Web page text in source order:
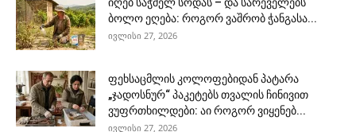
იღებ საჭმელ სოდას – და სარეველებს
ბოლო ეღება: როგორ ვაშრობ ჭანგასა...
ივლისი 27, 2026
ფეხსაცმლის კოლოფებიდან პატარა
„ჯადოსნურ“ პაკეტებს თვალის ჩინივით
ვუფრთხილდები: აი როგორ ვიყენებ...
ივლისი 27, 2026